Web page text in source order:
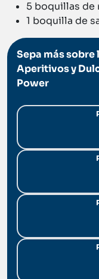
5 boquillas de
1 boquilla de
Sepa más sobre
Aperitivos y
Power